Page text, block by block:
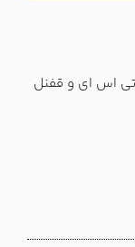
تی اس ای و قفنل